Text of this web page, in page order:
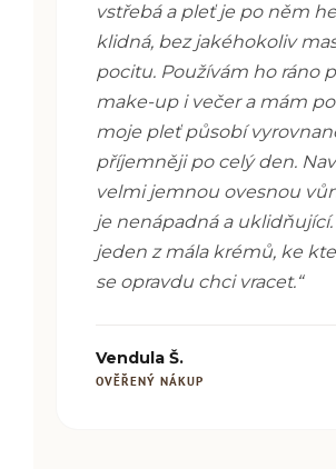
vstřebá a pleť je po něm
klidná, bez jakéhokoliv
pocitu. Používám ho ráno
make-up i večer a mám
moje pleť působí
příjemněji po celý den.
velmi jemnou ovesnou
je nenápadná a
jeden z mála krémů, ke
se opravdu chci vracet.“
Vendula Š.
OVĚŘENÝ NÁKUP